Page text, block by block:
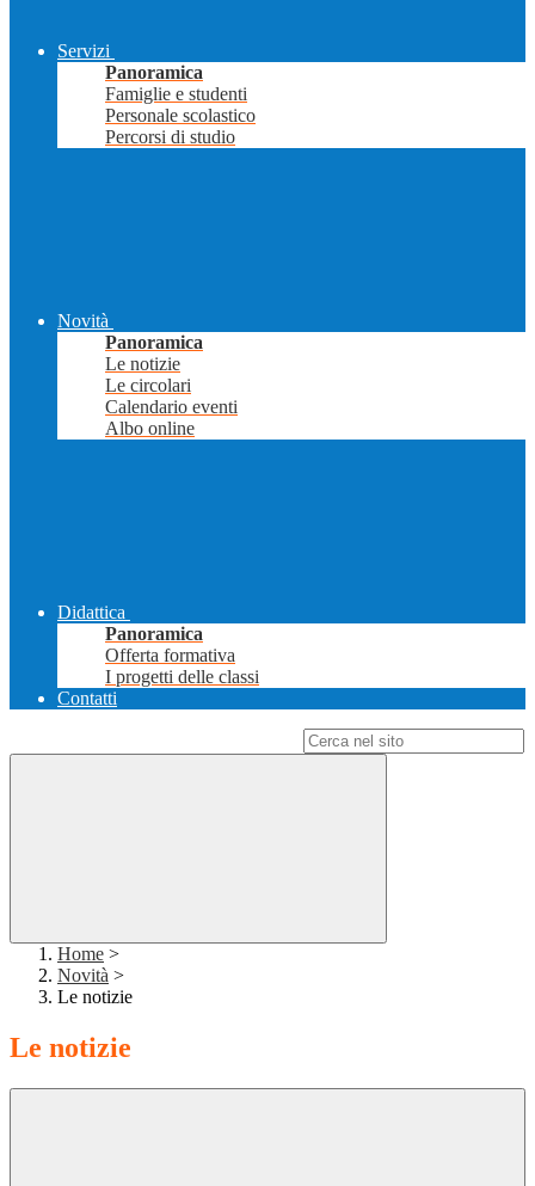
Servizi
Panoramica
Famiglie e studenti
Personale scolastico
Percorsi di studio
Novità
Panoramica
Le notizie
Le circolari
Calendario eventi
Albo online
Didattica
Panoramica
Offerta formativa
I progetti delle classi
Contatti
Home >
Novità >
Le notizie
Le notizie